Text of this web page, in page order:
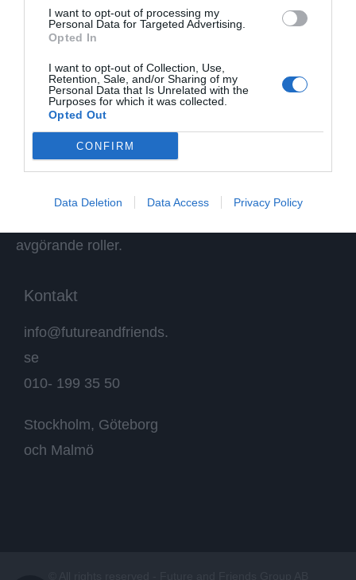
I want to opt-out of processing my
Personal Data for Targeted Advertising.
Opted In
I want to opt-out of Collection, Use,
Retention, Sale, and/or Sharing of my
Personal Data that Is Unrelated with the
Purposes for which it was collected.
Opted Out
CONFIRM
Data Deletion Data Access Privacy Policy
OK
Anpassa
Kontakt
info@futureandfriends.
se
010- 199 35 50
Stockholm, Göteborg
och Malmö
Interimslösnin
Kontakt
interimslösningar som
hjälper organisationer
specialister och
nyckelkompetenser. Vi
kombinerar gedigen
erfarenhet med
affärsförståelse och
– och hittar personer som
avgörande roller.